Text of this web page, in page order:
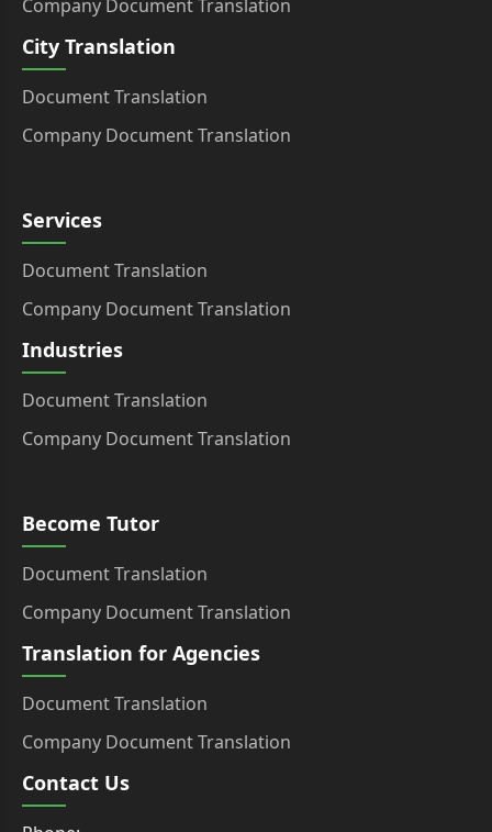
Company Document Translation
City Translation
Document Translation
Company Document Translation
Services
Document Translation
Company Document Translation
Industries
Document Translation
Company Document Translation
Become Tutor
Document Translation
Company Document Translation
Translation for Agencies
Document Translation
Company Document Translation
Contact Us